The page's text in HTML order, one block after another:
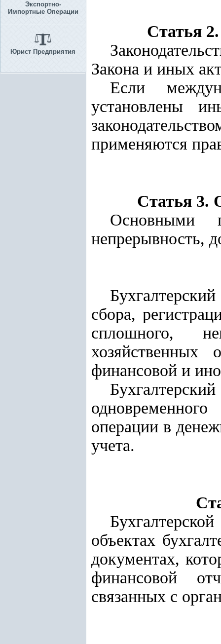
Экспортно-
Импортные Операции
Юрист Предприятия
Статья
Закона и иных
Если
установлены
применяются
Статья 3.
Основными
непрерывность,
сбора,
сплошного,
финансовой и
операции в
учета.
объектах
документах,
финансовой
связанных с